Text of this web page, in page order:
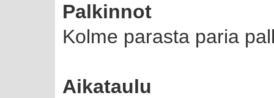
Palkinnot
Kolme parasta paria
Aikataulu